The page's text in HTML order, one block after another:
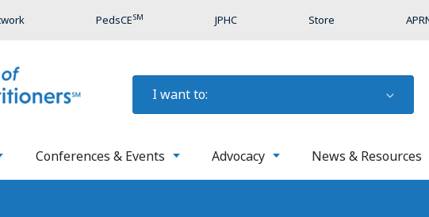
PedsCESM JPHC Store
I want to:
Conferences & Events Advocacy News & Resources